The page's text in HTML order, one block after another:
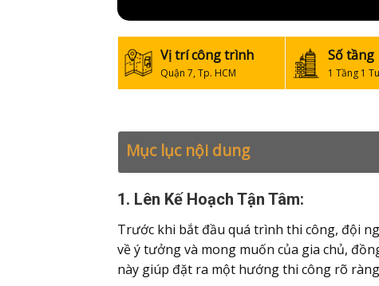
Vị trí công trình
Quận 7, Tp. HCM
Số tầng
1 Tầng 1
Mục lục nội dung
1. Lên Kế Hoạch Tận Tâm:
Trước khi bắt đầu quá trình thi công, đội
về ý tưởng và mong muốn của gia chủ,
này giúp đặt ra một hướng thi công rõ